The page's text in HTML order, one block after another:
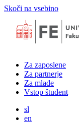
Skoči na vsebino
Za zaposlene
Za partnerje
Za mlade
Vstop študent
sl
en